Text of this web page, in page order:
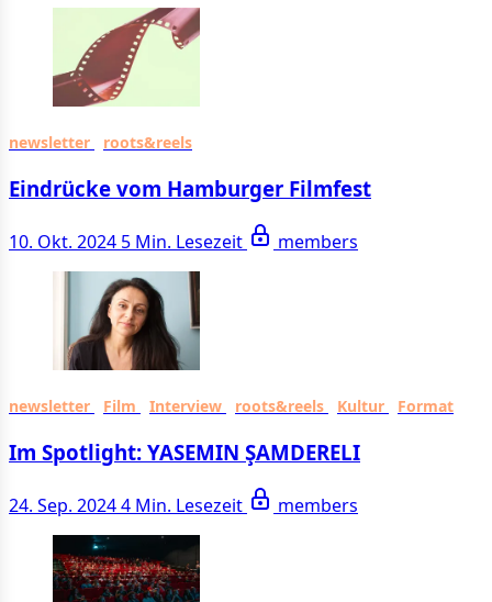
newsletter roots&reels
Eindrücke vom Hamburger Filmfest
10. Okt. 2024 5 Min. Lesezeit members
newsletter Film Interview roots&reels Kultur Format
Im Spotlight: YASEMIN ŞAMDERELI
24. Sep. 20244 Min. Lesezeit members